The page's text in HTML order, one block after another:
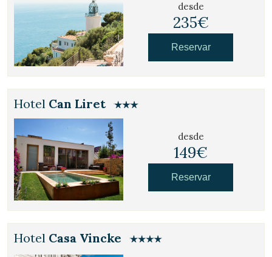
desde
235€
Reservar
Hotel Can Liret
desde
149€
Reservar
Hotel Casa Vincke